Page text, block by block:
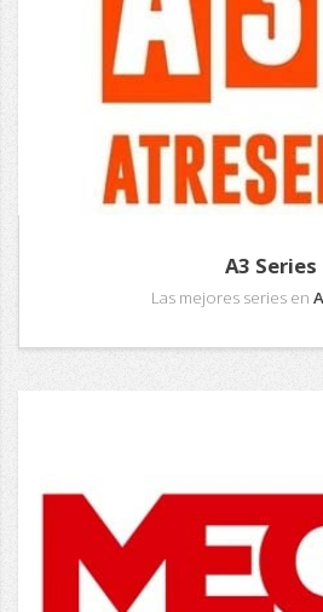
A3 Series
Las mejores series en